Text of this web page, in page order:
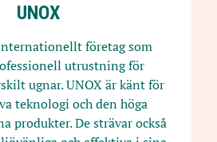
UNOX
företag som
utrustning för
ugnar. UNOX är känt för
teknologi och den höga
produkter. De strävar också